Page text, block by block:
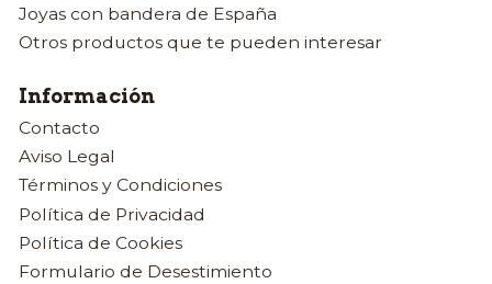
Joyas con bandera de España
Otros productos que te pueden interesar
Información
Contacto
Aviso Legal
Términos y Condiciones
Política de Privacidad
Política de Cookies
Formulario de Desestimiento